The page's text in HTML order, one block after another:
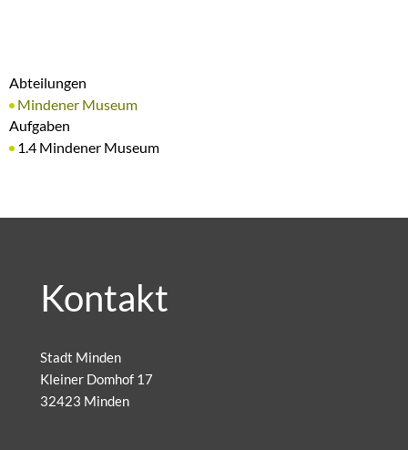
Abteilungen
Mindener Museum
Aufgaben
1.4 Mindener Museum
Kontakt
Stadt Minden
Kleiner Domhof 17
32423 Minden